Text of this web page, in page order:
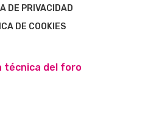
DE PRIVACIDAD
DE COOKIES
técnica del foro